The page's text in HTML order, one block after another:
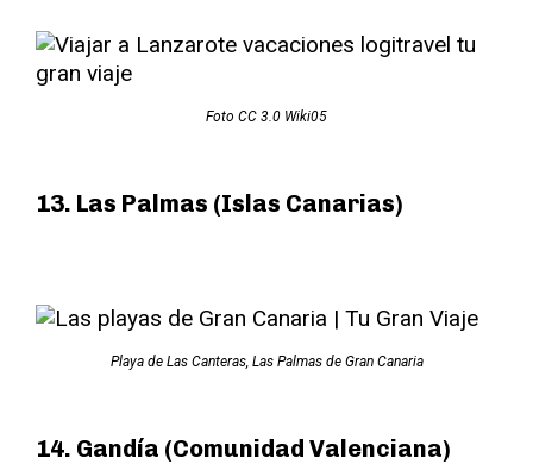
Foto CC 3.0 Wiki05
13. Las Palmas (Islas Canarias)
Playa de Las Canteras, Las Palmas de Gran Canaria
14. Gandía (Comunidad Valenciana)